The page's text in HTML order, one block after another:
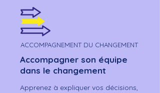
ACCOMPAGNEMENT DU CHANGEMENT
Accompagner son équipe
dans le changement
Apprenez à expliquer vos décisions,